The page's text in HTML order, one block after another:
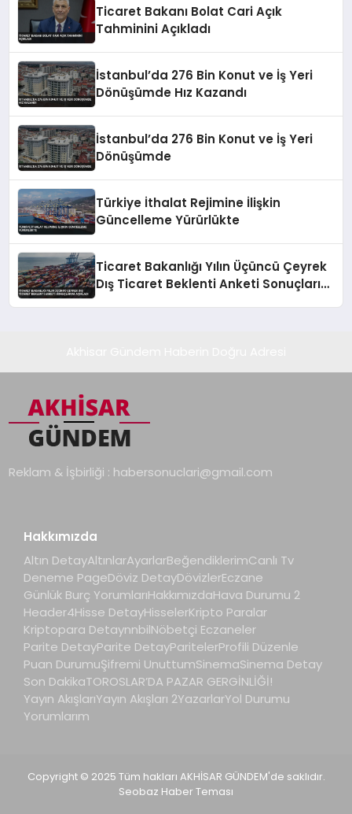
Ticaret Bakanı Bolat Cari Açık
Tahminini Açıkladı
İstanbul’da 276 Bin Konut ve İş Yeri
Dönüşümde Hız Kazandı
İstanbul’da 276 Bin Konut ve İş Yeri
Dönüşümde
Türkiye İthalat Rejimine İlişkin
Güncelleme Yürürlükte
Ticaret Bakanlığı Yılın Üçüncü Çeyrek
Dış Ticaret Beklenti Anketi Sonuçlarını
Reklam & İşbirliği : habersonuclari@gmail.com
Hakkımızda
Altın DetayAltınlarAyarlarBeğendiklerimCanlı Tv
Deneme PageDöviz DetayDövizlerEczane
Günlük Burç YorumlarıHakkımızdaHava Durumu 2
Header4Hisse DetayHisselerKripto Paralar
Kriptopara DetaynnbilNöbetçi Eczaneler
Parite DetayParite DetayParitelerProfili Düzenle
Puan DurumuŞifremi UnuttumSinemaSinema Detay
Son DakikaTOROSLAR’DA PAZAR GERGİNLİĞİ!
Yayın AkışlarıYayın Akışları 2YazarlarYol Durumu
Yorumlarım
Copyright © 2025 Tüm hakları AKHİSAR GÜNDEM'de saklıdır.
Seobaz Haber Teması